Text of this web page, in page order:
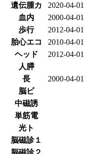
遺伝腫カ
2020-04-01
血内
2000-04-01
歩行
2012-04-01
胎心エコ
2010-04-01
ヘッド
2012-04-01
人膵
長
2000-04-01
脳ビ
中磁誘
単筋電
光ト
脳磁診１
脳磁診２